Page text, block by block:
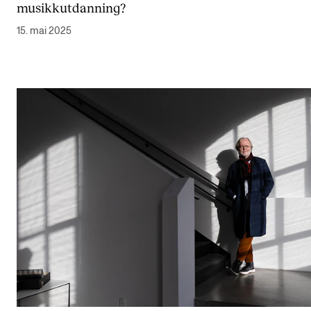
Digitale ressurser for undervisning
FORSKNING OG UTVIKLINGSARBEID
Om FoU på NMH
Livet rundt FoU
For ph.d.-programmet i kunstnerisk utviklingsarbeid
For ph.d.-programmet i musikkforskning
Forskningsetikk
KONSERTER OG ARRANGEMENTER
musikkutdanning?
15. mai 2025